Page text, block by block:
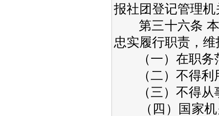
报社团登记管理
第三十六条 本
忠实履行职责，
（一）在职务
（二）不得利
（三）不得从
（四）国家机